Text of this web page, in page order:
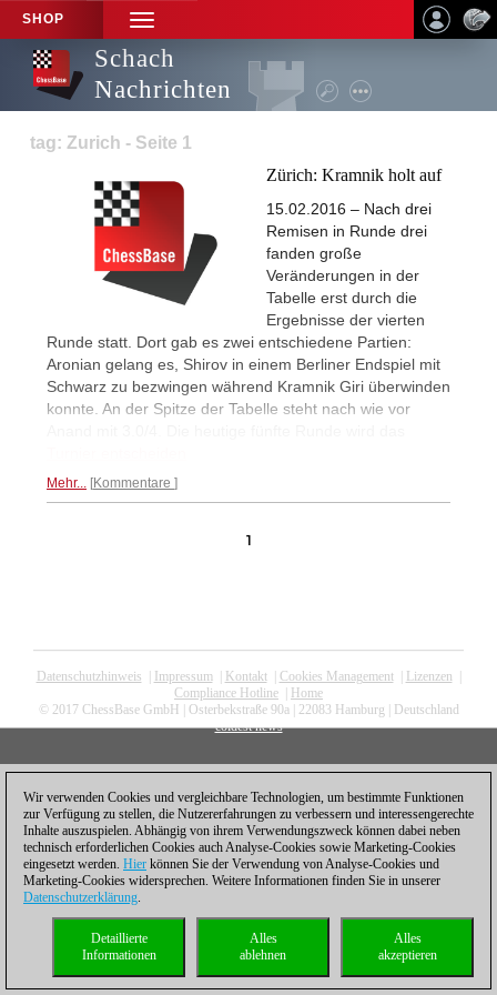
SHOP
TOGGLE
NAVIGATION
Schach
Nachrichten
tag: Zurich - Seite 1
Zürich: Kramnik holt auf
15.02.2016 – Nach drei
Remisen in Runde drei
fanden große
Veränderungen in der
Tabelle erst durch die
Ergebnisse der vierten
Runde statt. Dort gab es zwei entschiedene Partien:
Aronian gelang es, Shirov in einem Berliner Endspiel mit
Schwarz zu bezwingen während Kramnik Giri überwinden
konnte. An der Spitze der Tabelle steht nach wie vor
Mehr... Kommentare
1
Datenschutzhinweis Impressum| Kontakt| Cookies Management| Lizenzen
Compliance Hotline
Home
© 2017 ChessBase GmbH | Osterbekstraße 90a | 22083 Hamburg | Deutschland
coldest news
Wir verwenden Cookies und vergleichbare Technologien, um bestimmte Funktionen
zur Verfügung zu stellen, die Nutzererfahrungen zu verbessern und interessengerechte
Inhalte auszuspielen. Abhängig von ihrem Verwendungszweck können dabei neben
technisch erforderlichen Cookies auch Analyse-Cookies sowie Marketing-Cookies
eingesetzt werden. Hier können Sie der Verwendung von Analyse-Cookies und
Marketing-Cookies widersprechen. Weitere Informationen finden Sie in unserer
Datenschutzerklärung.
Alles
akzeptieren
Alles
ablehnen
Detaillierte
Informationen